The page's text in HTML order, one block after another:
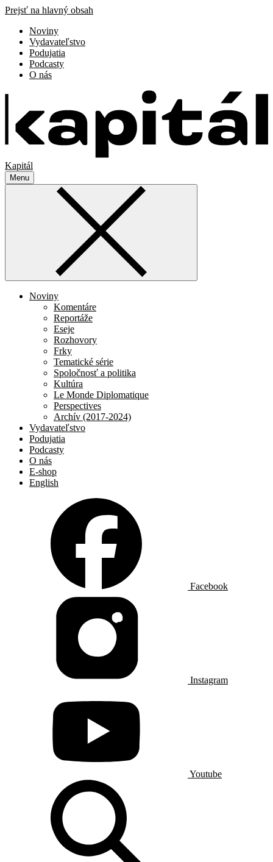
Prejsť na hlavný obsah
Noviny
Vydavateľstvo
Podujatia
Podcasty
O nás
Kapitál
Menu
Noviny
Komentáre
Reportáže
Eseje
Rozhovory
Frky
Tematické série
Spoločnosť a politika
Kultúra
Le Monde Diplomatique
Perspectives
Archív (2017-2024)
Vydavateľstvo
Podujatia
Podcasty
O nás
E-shop
English
Facebook
Instagram
Youtube